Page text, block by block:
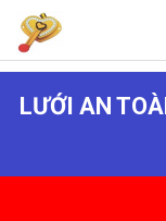
LƯỚI AN